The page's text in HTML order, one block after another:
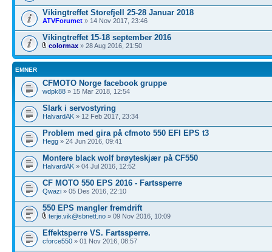
Vikingtreffet Storefjell 25-28 Januar 2018
ATVForumet » 14 Nov 2017, 23:46
Vikingtreffet 15-18 september 2016
colormax » 28 Aug 2016, 21:50
EMNER
CFMOTO Norge facebook gruppe
wdpk88 » 15 Mar 2018, 12:54
Slark i servostyring
HalvardAK » 12 Feb 2017, 23:34
Problem med gira på cfmoto 550 EFI EPS t3
Hegg » 24 Jun 2016, 09:41
Montere black wolf brøyteskjær på CF550
HalvardAK » 04 Jul 2016, 12:52
CF MOTO 550 EPS 2016 - Fartssperre
Qwazi » 05 Des 2016, 22:10
550 EPS mangler fremdrift
terje.vik@sbnett.no » 09 Nov 2016, 10:09
Effektsperre VS. Fartssperre.
cforce550 » 01 Nov 2016, 08:57